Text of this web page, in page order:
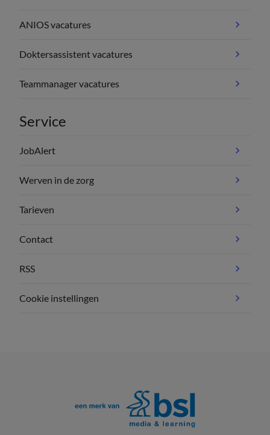
ANIOS vacatures
Doktersassistent vacatures
Teammanager vacatures
Service
JobAlert
Werven in de zorg
Tarieven
Contact
RSS
Cookie instellingen